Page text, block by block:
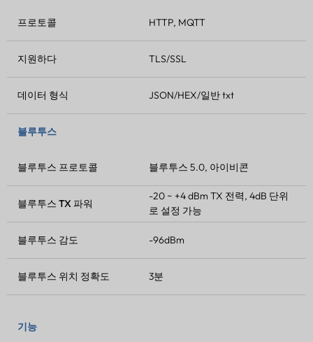
프로토콜 HTTP, MQTT
지원하다 TLS/SSL
데이터 형식 JSON/HEX/일반 txt
블루투스
블루투스 프로토콜 블루투스 5.0, 아이비콘
블루투스 TX 파워
-20 ~ +4 dBmTX 전력, 4dB 단위
로 설정 가능
블루투스 감도 -96dBm
블루투스 위치 정확도 3분
기능